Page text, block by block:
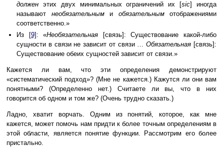
должен этих двух минимальных ограничений их [sic] иногда
называют необязательными обязательным отображениями
соответственно.»
Из
[9] : «Необязательная
[связь]: Существование какой-либо
сущности в связи не зависит от связи …Обязательная [связь]:
Существование обеих сущностей зависит от связи.»
Кажется ли вам, что эти определения демонстрируют
«систематический подход»? (Мне не кажется.) Кажутся ли они вам
понятными? (Определенно нет.) Считаете ли вы, что в них
говорится об одном и том же? (Очень трудно сказать.)
Ладно, хватит ворчать. Одним из понятий, которое, как мне
кажется, может помочь нам придти к более точным определениям в
этой области, является понятие функции. Рассмотрим его более
пристально.